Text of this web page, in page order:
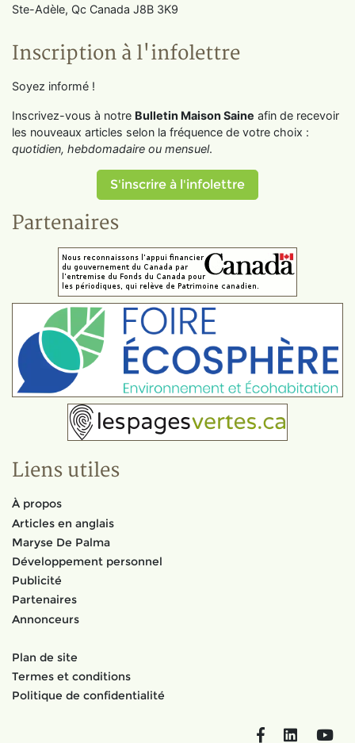
Ste-Adèle, Qc Canada J8B 3K9
Inscription à l'infolettre
Soyez informé !
Inscrivez-vous à notre Bulletin Maison Saine afin de recevoir
les nouveaux articles selon la fréquence de votre choix :
quotidien, hebdomadaire ou mensuel.
S'inscrire à l'infolettre
Partenaires
Liens utiles
À propos
Articles en anglais
Maryse De Palma
Développement personnel
Publicité
Partenaires
Annonceurs
Plan de site
Termes et conditions
Politique de confidentialité
FacebookLinkedIn